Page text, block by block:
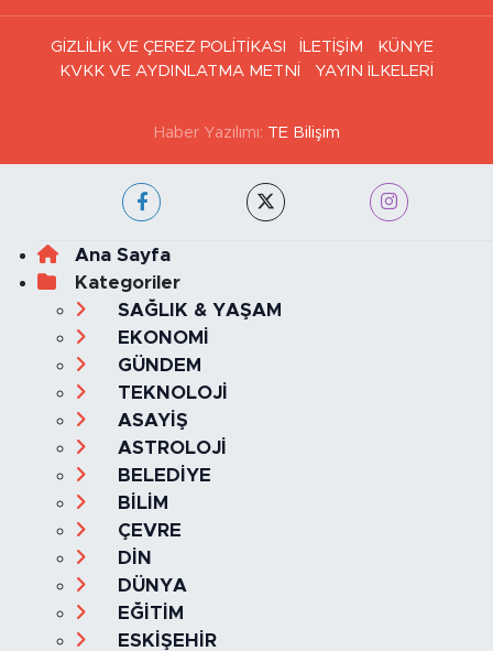
GİZLİLİK VE ÇEREZ POLİTİKASI İLETİŞİM
KÜNYE
KVKK VE AYDINLATMA METNİ
YAYIN İLKELERİ
Haber Yazılımı: TE Bilişim
Ana Sayfa
Kategoriler
SAĞLIK & YAŞAM
EKONOMİ
GÜNDEM
TEKNOLOJİ
ASAYİŞ
ASTROLOJİ
BELEDİYE
BİLİM
ÇEVRE
DİN
DÜNYA
EĞİTİM
ESKİŞEHİR